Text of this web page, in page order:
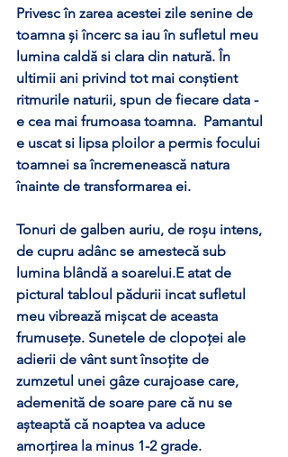
Privesc în zarea acestei zile senine de
toamna și încerc sa iau în sufletul meu
lumina caldă si clara din natură. În
ultimii ani privind tot mai conștient
ritmurile naturii, spun de fiecare data -
e cea mai frumoasa toamna.  Pamantul
e uscat si lipsa ploilor a permis focului
toamnei sa încremenească natura
înainte de transformarea ei.
Tonuri de galben auriu, de roșu intens,
de cupru adânc se amestecă sub
lumina blândă a soarelui.E atat de
pictural tabloul pădurii incat sufletul
meu vibrează mișcat de aceasta
frumusețe. Sunetele de clopoței ale
adierii de vânt sunt însoțite de
zumzetul unei gâze curajoase care,
ademenită de soare pare că nu se
așteaptă că noaptea va aduce
amorțirea la minus 1-2 grade.